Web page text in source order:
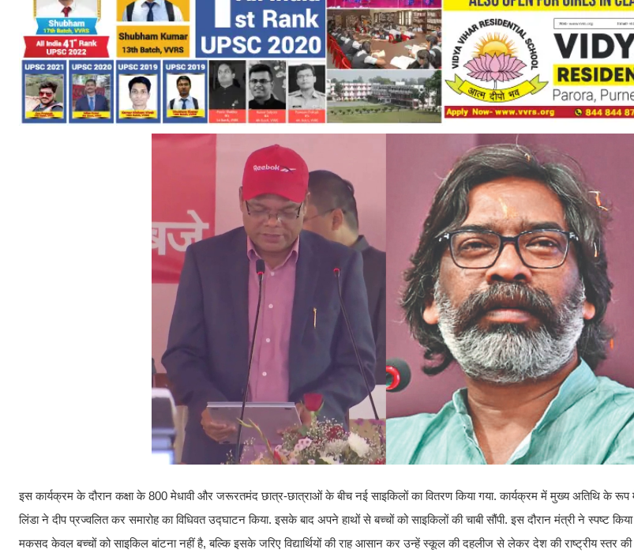
इस कार्यक्रम के दौरान कक्षा के 800 मेधावी और जरूरतमंद छात्र-छात्राओं के बीच नई साइकिलों का वितरण किया गया. कार्यक्रम में मुख्य अतिथि के रूप
लिंडा ने दीप प्रज्वलित कर समारोह का विधिवत उद्घाटन किया. इसके बाद अपने हाथों से बच्चों को साइकिलों की चाबी सौंपी. इस दौरान मंत्री ने स्पष्ट
मकसद केवल बच्चों को साइकिल बांटना नहीं है, बल्कि इसके जरिए विद्यार्थियों की राह आसान कर उन्हें स्कूल की दहलीज से लेकर देश की राष्ट्रीय स्तर की